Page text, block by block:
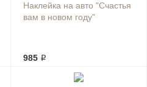
Наклейка на авто "Счастья
вам в новом году"
985 ₽